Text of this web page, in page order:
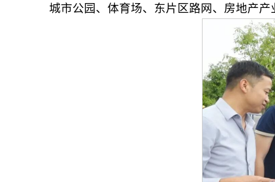
城市公园、体育场、东片区路网、房地产